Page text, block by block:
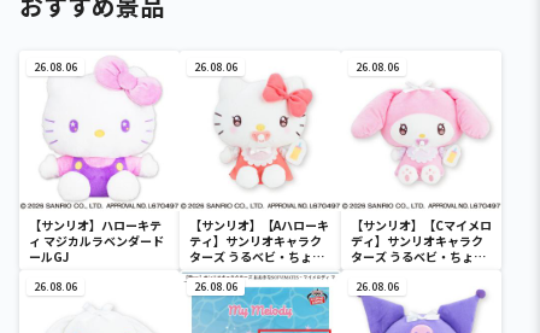
26.08.06
【サンリオ】ハローキテ
ィ マジカルラベンダード
ールGJ
26.08.06
【サンリオ】【Aハローキ
ティ】サンリオキャラク
ターズ うるベビ・ちょい
デカドール
26.08.06
【サンリオ】【Cマイメロ
ディ】サンリオキャラク
ターズ うるベビ・ちょい
26.08.06 26.08.06 26.08.06